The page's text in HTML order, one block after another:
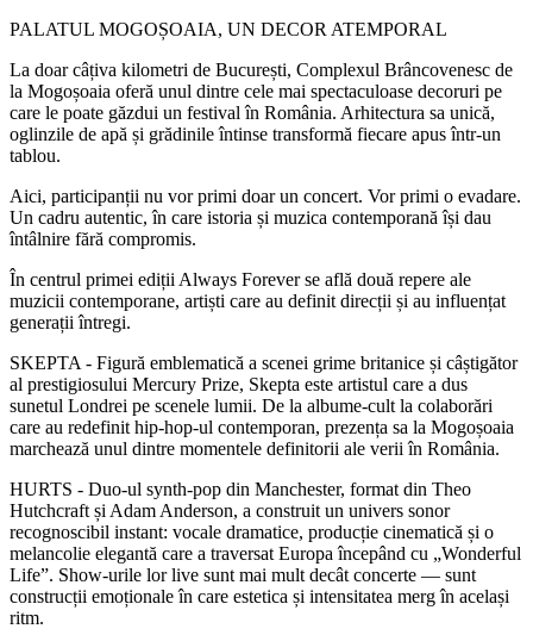
PALATUL MOGOȘOAIA, UN DECOR ATEMPORAL
La doar câțiva kilometri de București, Complexul Brâncovenesc de
la Mogoșoaia oferă unul dintre cele mai spectaculoase decoruri pe
care le poate găzdui un festival în România. Arhitectura sa unică,
oglinzile de apă și grădinile întinse transformă fiecare apus într-un
tablou.
Aici, participanții nu vor primi doar un concert. Vor primi o evadare.
Un cadru autentic, în care istoria și muzica contemporană își dau
întâlnire fără compromis.
În centrul primei ediții Always Forever se află două repere ale
muzicii contemporane, artiști care au definit direcții și au influențat
generații întregi.
SKEPTA - Figură emblematică a scenei grime britanice și câștigător
al prestigiosului Mercury Prize, Skepta este artistul care a dus
sunetul Londrei pe scenele lumii. De la albume-cult la colaborări
care au redefinit hip-hop-ul contemporan, prezența sa la Mogoșoaia
marchează unul dintre momentele definitorii ale verii în România.
HURTS - Duo-ul synth-pop din Manchester, format din Theo
Hutchcraft și Adam Anderson, a construit un univers sonor
recognoscibil instant: vocale dramatice, producție cinematică și o
melancolie elegantă care a traversat Europa începând cu „Wonderful
Life”. Show-urile lor live sunt mai mult decât concerte — sunt
construcții emoționale în care estetica și intensitatea merg în același
ritm.